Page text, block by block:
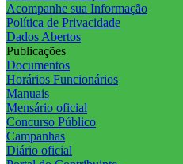
Acompanhe sua Informação
Política de Privacidade
Dados Abertos
Publicações
Documentos
Horários Funcionários
Manuais
Mensário oficial
Concurso Público
Campanhas
Diário oficial